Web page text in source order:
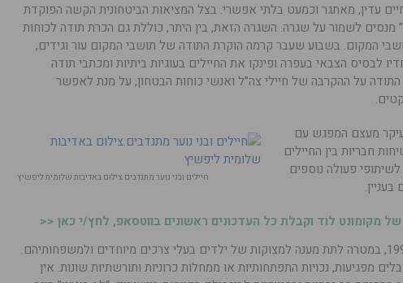
עדין, מאתגר וכמעט בלתי אפשרי. בצל המציאות הביטחונית הקשה הפוקדת
מנסים לשמור על שגרה. השגרה הזאת, בין היתר, כוללת גם הכרת תודה לכוחות
המקום. בשבוע שעבר קרמה הוקרת התודה של תושבי המקום עור וגידים,
לבסיס הצבאי בעפרה ופינקו את החיילים בעוגיות ביתיות ומכתבי תודה
על ההקרבה של חיילי צה”ל ואנשי כוחות הבטחון, על מנת לאפשר
חיילים ובני נוער מתנדבים.צילום באדיבות שלומית ליפשיץ
מעצם המפגש עם
חבריות בין החיילים
פעולה נוספים
מקומונט לוד וקבלת כל העדכונים ראשונים בווטסאפ, לחץ/י כאן <<
עמותת “לב בנימין” הוקמה בשנת 1998, במטרה לתת מענה למצוקות של ילדים בעלי צרכים מיוחדים ולמשפחותיהם.
כ- 200 ילדים הסובלים מפגיעות, נכויות התפתחותיות או ממחלות כרוניות ותורשתיות שונות. אין